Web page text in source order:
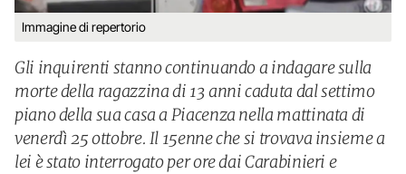
Immagine di repertorio
Gli inquirenti stanno continuando a indagare sulla
morte della ragazzina di 13 anni caduta dal settimo
piano della sua casa a Piacenza nella mattinata di
venerdì 25 ottobre. Il 15enne che si trovava insieme a
lei è stato interrogato per ore dai Carabinieri e